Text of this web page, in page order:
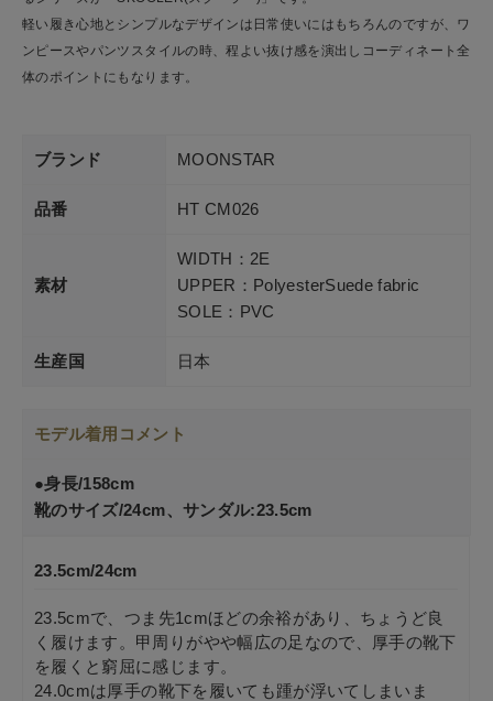
軽い履き心地とシンプルなデザインは日常使いにはもちろんのですが、ワ
ンピースやパンツスタイルの時、程よい抜け感を演出しコーディネート全
体のポイントにもなります。
ブランド MOONSTAR
品番 HT CM026
素材
WIDTH：2E
UPPER：PolyesterSuede fabric
SOLE：PVC
生産国 日本
モデル着用コメント
●身長/158cm
靴のサイズ/24cm、サンダル:23.5cm
23.5cm/24cm
23.5cmで、つま先1cmほどの余裕があり、ちょうど良
く履けます。甲周りがやや幅広の足なので、厚手の靴下
を履くと窮屈に感じます。
24.0cmは厚手の靴下を履いても踵が浮いてしまいま